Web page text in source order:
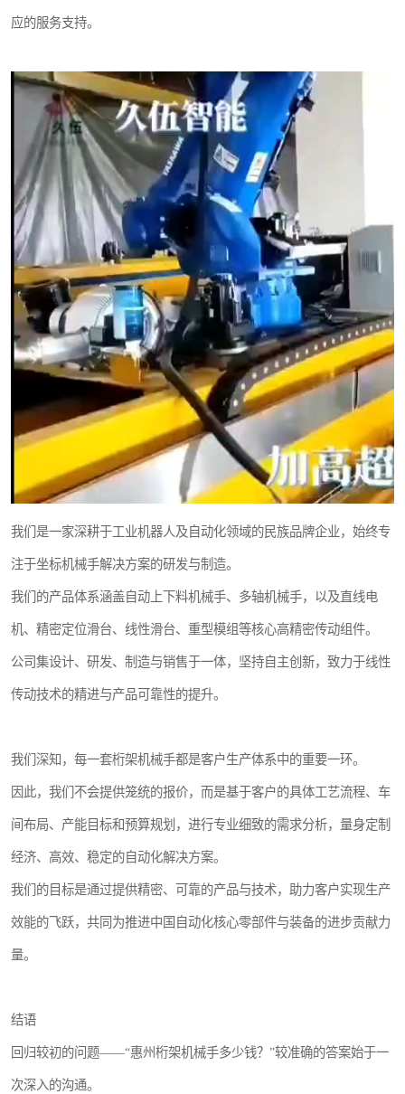
应的服务支持。
我们是一家深耕于工业机器人及自动化领域的民族品牌企业，始终专
注于坐标机械手解决方案的研发与制造。
我们的产品体系涵盖自动上下料机械手、多轴机械手，以及直线电
机、精密定位滑台、线性滑台、重型模组等核心高精密传动组件。
公司集设计、研发、制造与销售于一体，坚持自主创新，致力于线性
传动技术的精进与产品可靠性的提升。
我们深知，每一套桁架机械手都是客户生产体系中的重要一环。
因此，我们不会提供笼统的报价，而是基于客户的具体工艺流程、车
间布局、产能目标和预算规划，进行专业细致的需求分析，量身定制
经济、高效、稳定的自动化解决方案。
我们的目标是通过提供精密、可靠的产品与技术，助力客户实现生产
效能的飞跃，共同为推进中国自动化核心零部件与装备的进步贡献力
量。
结语
回归较初的问题——“惠州桁架机械手多少钱？”较准确的答案始于一
次深入的沟通。